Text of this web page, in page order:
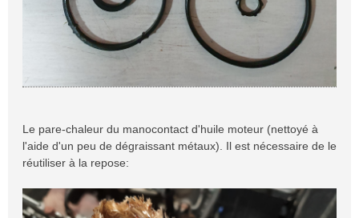
Le pare-chaleur du manocontact d'huile moteur (nettoyé à
l'aide d'un peu de dégraissant métaux). Il est nécessaire de le
réutiliser à la repose: